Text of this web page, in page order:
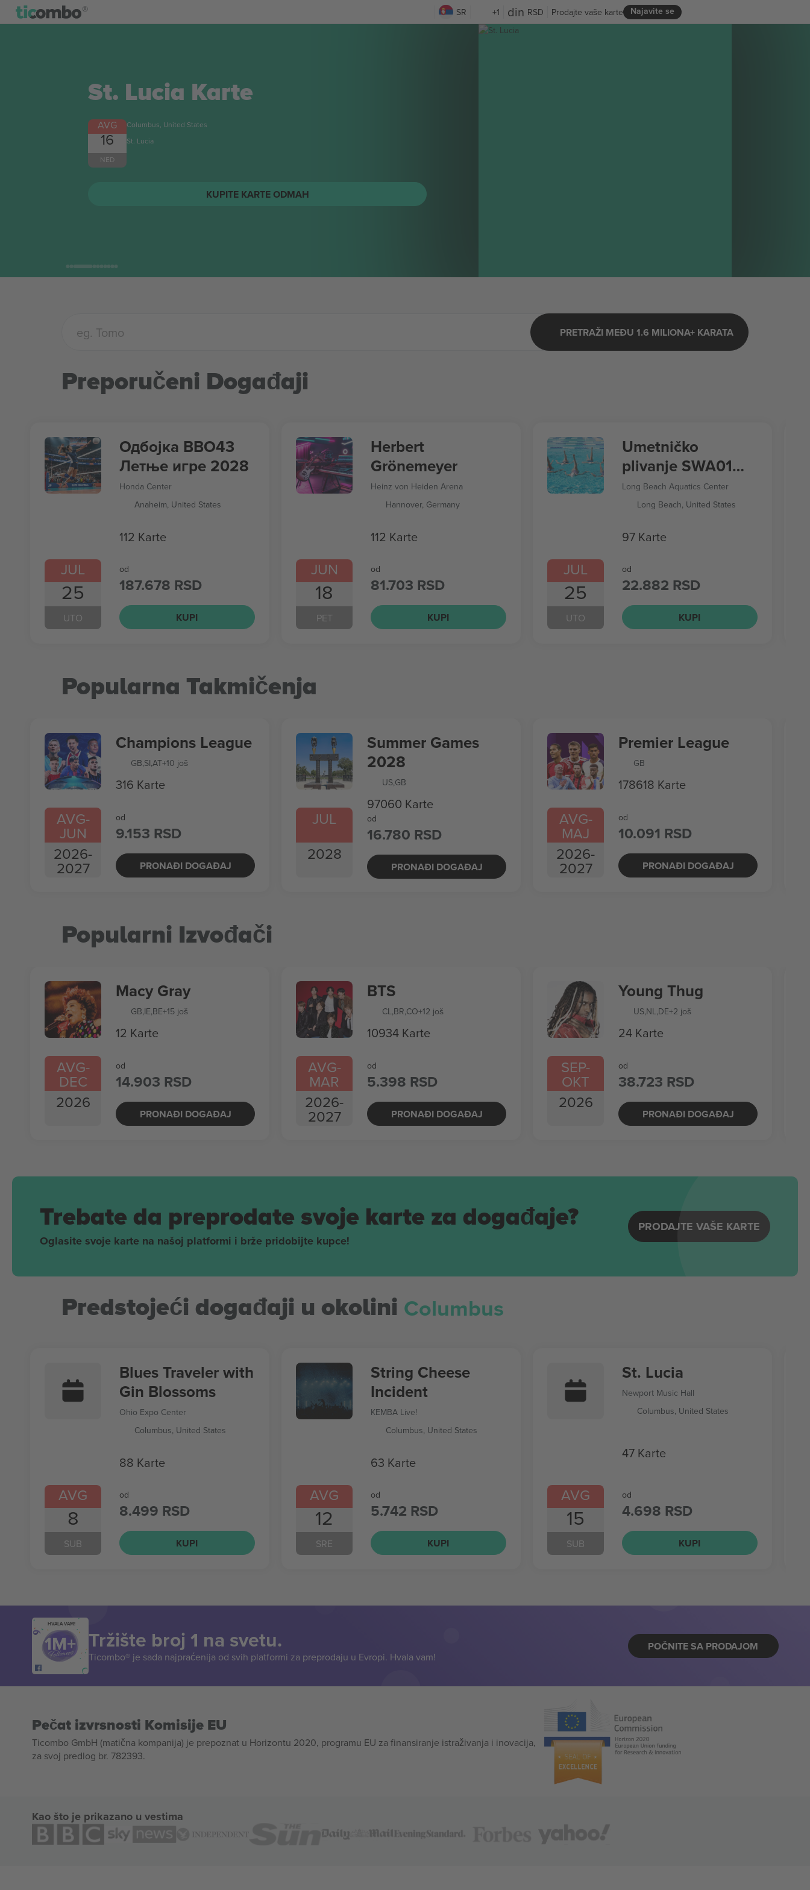
SR +1 RSD Najavite se
Prodajte vaše karte
St. Lucia Karte
AVG
16
NED
Columbus, United States
St. Lucia
KUPITE KARTE ODMAH
PRETRAŽI MEĐU 1.6 MILIONA+ KARATA
Preporučeni Događaji
JUL
25
UTO
Одбојка ВВО43
Летње игре 2028
Honda Center
Anaheim, United States
112 Karte
od
187.678 RSD
KUPI
JUN
18
PET
Herbert
Grönemeyer
Heinz von Heiden Arena
Hannover, Germany
112 Karte
od
81.703 RSD
KUPI
JUL
25
UTO
Umetničko
plivanje SWA01
Letnje igre 2028
Long Beach Aquatics Center
Long Beach, United States
97 Karte
od
22.882 RSD
KUPI
Popularna Takmičenja
AVG-
JUN
2026-
2027
Champions League
GB,SI,AT+10 još
316 Karte
od
9.153 RSD
PRONAĐI DOGAĐAJ
JUL
2028
Summer Games
2028
US,GB
97060 Karte
od
16.780 RSD
PRONAĐI DOGAĐAJ
AVG-
MAJ
2026-
2027
Premier League
GB
178618 Karte
od
10.091 RSD
PRONAĐI DOGAĐAJ
Popularni Izvođači
AVG-
DEC
2026
Macy Gray
GB,IE,BE+15 još
12 Karte
od
14.903 RSD
PRONAĐI DOGAĐAJ
AVG-
MAR
2026-
2027
BTS
CL,BR,CO+12 još
10934 Karte
od
5.398 RSD
PRONAĐI DOGAĐAJ
SEP-
OKT
2026
Young Thug
US,NL,DE+2 još
24 Karte
od
38.723 RSD
PRONAĐI DOGAĐAJ
Trebate da preprodate svoje karte za događaje?
Oglasite svoje karte na našoj platformi i brže pridobijte kupce!
PRODAJTE VAŠE KARTE
Predstojeći događaji u okolini Columbus
AVG
8
SUB
Blues Traveler with
Gin Blossoms
Ohio Expo Center
Columbus, United States
88 Karte
od
8.499 RSD
KUPI
AVG
12
SRE
String Cheese
Incident
KEMBA Live!
Columbus, United States
63 Karte
od
5.742 RSD
KUPI
AVG
15
SUB
St. Lucia
Newport Music Hall
Columbus, United States
47 Karte
od
4.698 RSD
KUPI
HVALA VAM!
Tržište broj 1 na svetu.
Ticombo® je sada najpraćenija od svih platformi za preprodaju u Evropi. Hvala vam!
POČNITE SA PRODAJOM
Pečat izvrsnosti Komisije EU
Ticombo GmbH (matična kompanija) je prepoznat u Horizontu 2020, programu EU za finansiranje istraživanja i inovacija,
za svoj predlog br. 782393.
Kao što je prikazano u vestima